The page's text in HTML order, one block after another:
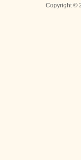
Copyright ©